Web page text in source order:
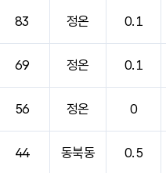
83 정온 0.1
69 정온 0.1
56 정온 0
44 동북동 0.5